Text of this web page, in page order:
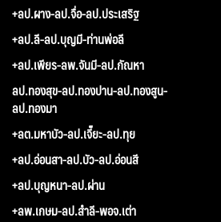
+ลป.ผาง-ลป.จื่อ-ลป.ประเสริฐ
+ลป.ลี-ลป.บุญมี-ท่านพ่อลี
+ลป.เพียร-ลพ.จันมี-ลป.กัณหา
ลป.ทองสุข-ลป.ทองปาน-ลป.ทองสูน-
ลป.ทองมา
+ลต.มหาบัว-ลป.เจี๊ยะ-ลป.ทุย
+ลป.อ่อนสา-ลป.บัว-ลป.อ่อนสี
+ลป.บุญหนา-ลป.ผ่าน
+ลพ.เกษม-ลป.สำลี-พอจ.เต่า